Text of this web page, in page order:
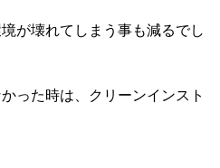
が壊れてしまう事も減るでし
った時は、クリーンインスト